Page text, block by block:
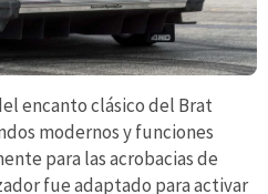
encanto clásico del Brat
modernos y funciones
para las acrobacias de
fue adaptado para activar